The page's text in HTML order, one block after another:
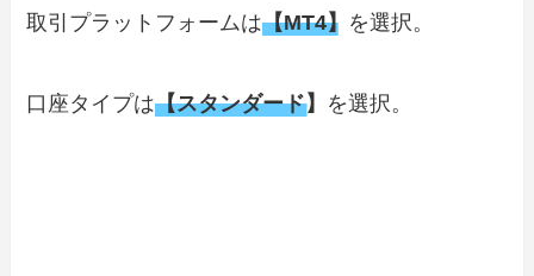
取引プラットフォームは【MT4】 を選択。
口座タイプは【スタンダード】 を選択。